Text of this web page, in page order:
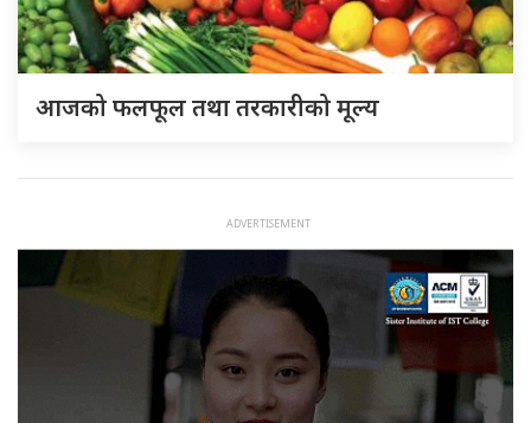
आजको फलफूल तथा तरकारीको मूल्य